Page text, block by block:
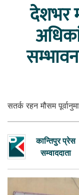
देशभर
सतर्क रहन मौसम
कान्तिपुर प्रेस
सम्वाददाता